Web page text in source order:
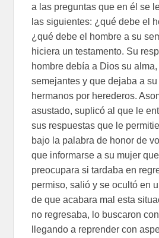
a las preguntas que en él se
las siguientes: ¿qué debe el
¿qué debe el hombre a su
hiciera un testamento. Su
hombre debía a Dios su
semejantes y que dejaba a
hermanos por herederos.
asustado, suplicó al que le
sus respuestas que le
bajo la palabra de honor de
que informarse a su mujer
preocupara si tardaba en
permiso, salió y se ocultó en
de que acabara mal esta
no regresaba, lo buscaron
llegando a reprender con